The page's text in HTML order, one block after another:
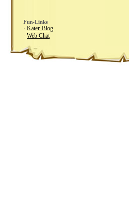
Fun-Links
· Kater-Blog
· Web Chat